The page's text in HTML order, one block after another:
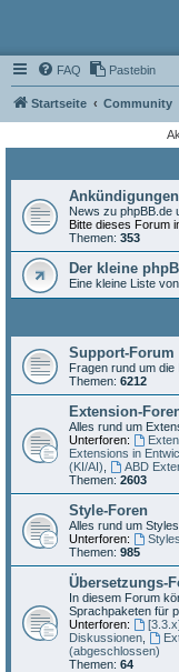
FAQ Pastebin
Startseite Community
News zu phpBB.de
Bitte dieses Forum
Themen: 353
Der kleine
Eine kleine Liste
Support-Forum
Fragen rund um die
Themen: 6212
Extension-
Alles rund um
Unterforen:
Extensions in
(KI/AI)
ABD
Themen: 2603
Style-Foren
Alles rund um
Unterforen:
Themen: 985
Übersetzungs-
In diesem Forum
Sprachpaketen für
Unterforen:
Diskussionen
(abgeschlossen)
Themen: 64